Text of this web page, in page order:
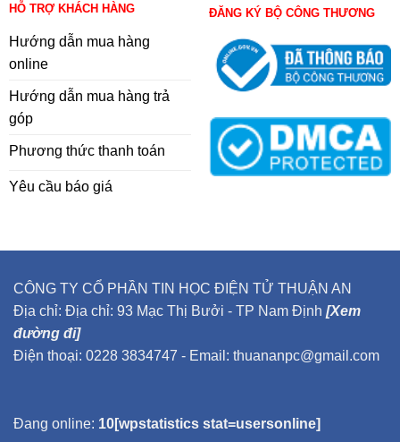
HỖ TRỢ KHÁCH HÀNG
Hướng dẫn mua hàng
online
Hướng dẫn mua hàng trả
góp
Phương thức thanh toán
Yêu cầu báo giá
ĐĂNG KÝ BỘ CÔNG THƯƠNG
CÔNG TY CỔ PHẦN TIN HỌC ĐIỆN TỬ THUẬN AN
Địa chỉ: Địa chỉ: 93 Mạc Thị Bưởi - TP Nam Định [Xem
đường đi]
Điện thoại: 0228 3834747 - Email: thuananpc@gmail.com
Đang online: 10[wpstatistics stat=usersonline]